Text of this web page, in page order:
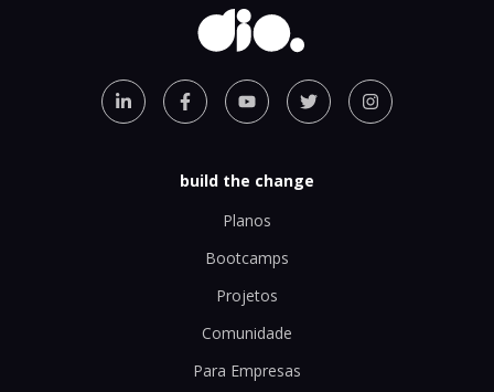
build the change
Planos
Bootcamps
Projetos
Comunidade
Para Empresas